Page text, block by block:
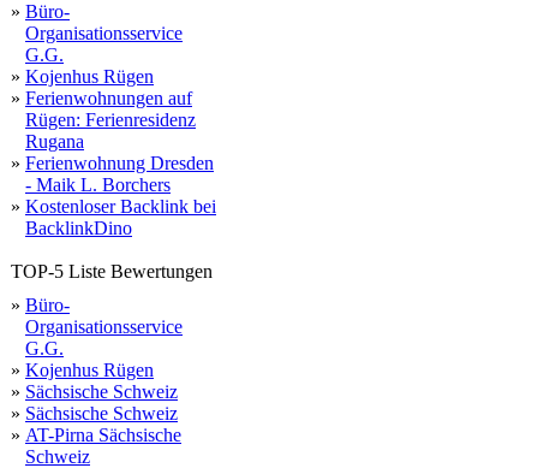
» Büro-
Organisationsservice
G.G.
» Kojenhus Rügen
» Ferienwohnungen auf
Rügen: Ferienresidenz
Rugana
» Ferienwohnung Dresden
- Maik L. Borchers
» Kostenloser Backlink bei
BacklinkDino
TOP-5 Liste Bewertungen
» Büro-
Organisationsservice
G.G.
» Kojenhus Rügen
» Sächsische Schweiz
» Sächsische Schweiz
» AT-Pirna Sächsische
Schweiz